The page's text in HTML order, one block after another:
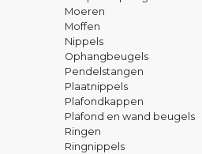
Moeren
Moffen
Nippels
Ophangbeugels
Pendelstangen
Plaatnippels
Plafondkappen
Plafond en wand beugels
Ringen
Ringnippels